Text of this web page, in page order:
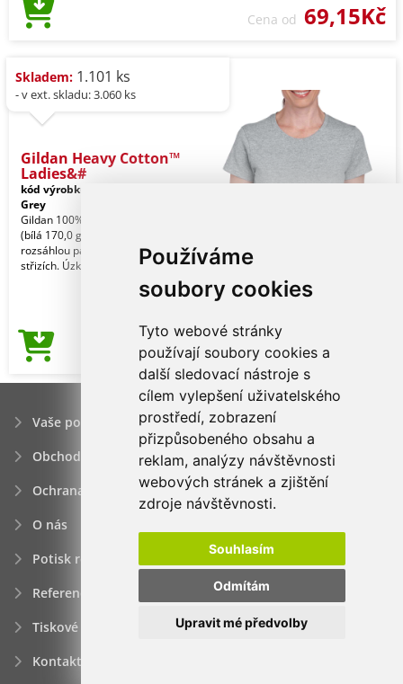
Používáme
soubory cookies
Tyto webové stránky
používají soubory cookies a
další sledovací nástroje s
cílem vylepšení uživatelského
prostředí, zobrazení
přizpůsobeného obsahu a
reklam, analýzy návštěvnosti
webových stránek a zjištění
zdroje návštěvnosti.
Souhlasím
Odmítám
Upravit mé předvolby
Cena od 69,15Kč
Skladem: 1.101 ks
- v ext. skladu: 3.060 ks
Gildan Heavy Cotton™
Ladies&#
kód výrobku:
Grey
Gildan 100% U.S. bavlna, 180,0 g/m2
(bílá 170,0 g/m2). Heavy Blend nabízí
rozsáhlou paletu barev v různých
střizích. Úzk
Cena od69,50Kč
Vaše poptávka
Obchodní podmínky
Ochrana osobních údajú
O nás
Potisk reklamních předmětů
Reference
Tiskové zprávy
Kontakt